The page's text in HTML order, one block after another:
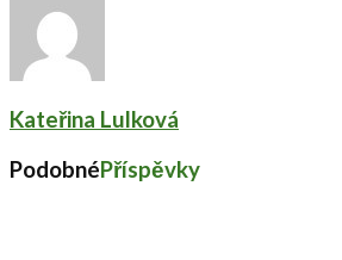
Kateřina Lulková
PodobnéPříspěvky